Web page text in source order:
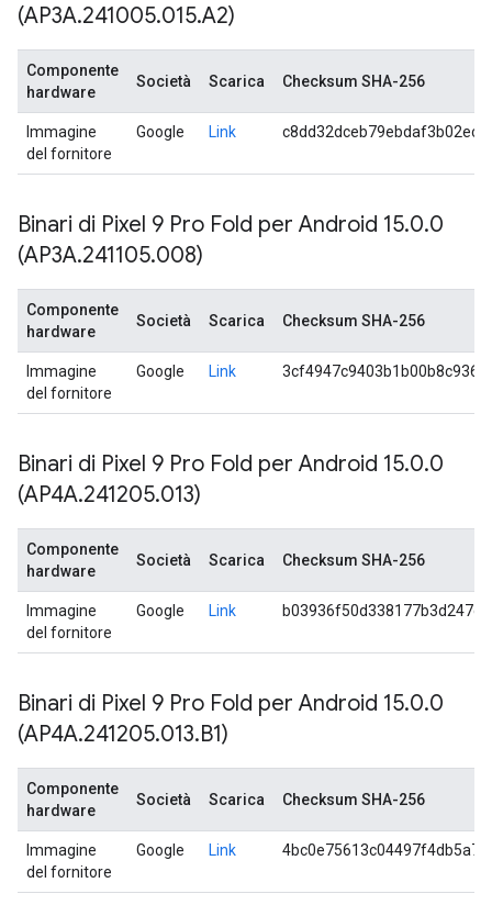
(AP3A.241005.015.A2)
Componente
hardware
Società Scarica Checksum SHA-256
Immagine
del fornitore
Google Link
Binari di Pixel 9 Pro Fold per Android 15.0.0
(AP3A.241105.008)
Componente
hardware
Società Scarica Checksum SHA-256
Immagine
del fornitore
Google Link
Binari di Pixel 9 Pro Fold per Android 15.0.0
(AP4A.241205.013)
Componente
hardware
Società Scarica Checksum SHA-256
Immagine
del fornitore
Google Link
Binari di Pixel 9 Pro Fold per Android 15.0.0
(AP4A.241205.013.B1)
Componente
hardware
Società Scarica Checksum SHA-256
Immagine
del fornitore
Google Link